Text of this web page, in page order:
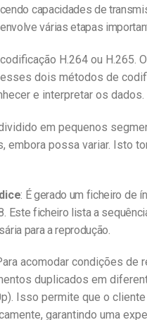
capacidades de
várias etapas
H.264 ou H.265.
dois métodos de
e interpretar os dados.
em pequenos
embora possa variar. Isto
: É gerado um ficheiro de
Este ficheiro lista a
para a reprodução.
acomodar condições
duplicados em
Isso permite que o
garantindo uma